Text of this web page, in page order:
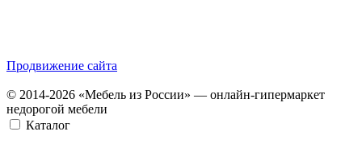
Продвижение сайта
© 2014-2026 «Мебель из России» — онлайн-гипермаркет
недорогой мебели
Каталог